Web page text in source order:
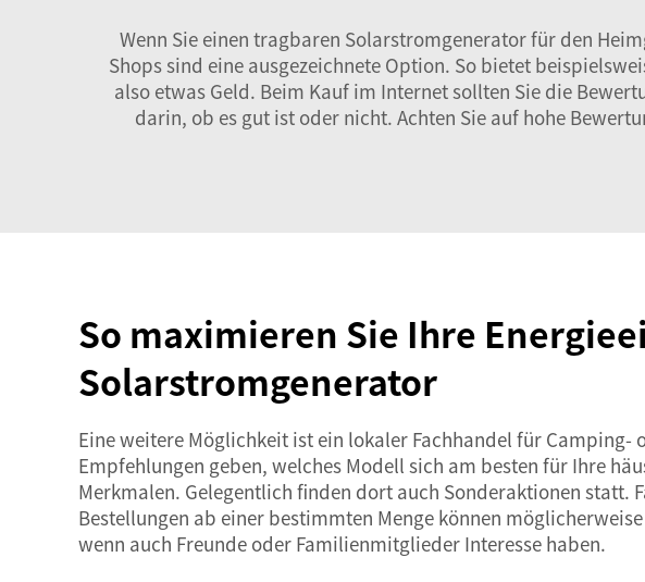
Wenn Sie einen tragbaren Solarstromgenerator für den
Shops sind eine ausgezeichnete Option. So bietet
also etwas Geld. Beim Kauf im Internet sollten Sie die
darin, ob es gut ist oder nicht. Achten Sie auf hohe
So maximieren Sie Ihre
Solarstromgenerator
Eine weitere Möglichkeit ist ein lokaler Fachhandel für
Empfehlungen geben, welches Modell sich am besten für Ihre
Merkmalen. Gelegentlich finden dort auch Sonderaktionen statt.
Bestellungen ab einer bestimmten Menge können
wenn auch Freunde oder Familienmitglieder Interesse haben.